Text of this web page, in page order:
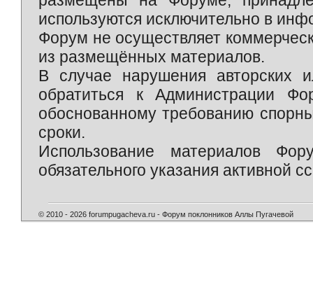
используются исключительно в
Форум не осуществляет
из размещённых материалов.
В случае нарушения авторских
обратиться к Администрации
обоснованному требованию
сроки.
Использование материалов
обязательного указания активной
© 2010 - 2026 forumpugacheva.ru - Форум поклонников Аллы Пугачевой